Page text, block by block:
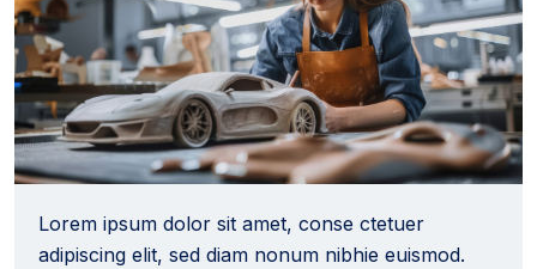
Lorem ipsum dolor sit amet, conse ctetuer
adipiscing elit, sed diam nonum nibhie euismod.